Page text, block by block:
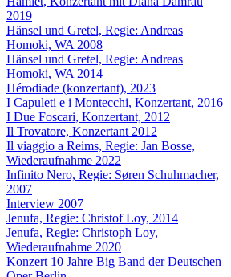
2019
Hänsel und Gretel, Regie: Andreas
Homoki, WA 2008
Hänsel und Gretel, Regie: Andreas
Homoki, WA 2014
Hérodiade (konzertant), 2023
I Capuleti e i Montecchi, Konzertant, 2016
I Due Foscari, Konzertant, 2012
Il Trovatore, Konzertant 2012
Il viaggio a Reims, Regie: Jan Bosse,
Wiederaufnahme 2022
Infinito Nero, Regie: Søren Schuhmacher,
2007
Interview 2007
Jenufa, Regie: Christof Loy, 2014
Jenufa, Regie: Christoph Loy,
Wiederaufnahme 2020
Konzert 10 Jahre Big Band der Deutschen